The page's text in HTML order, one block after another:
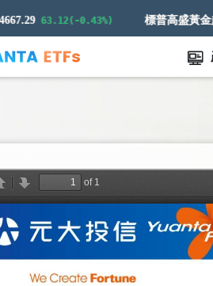
63.12(-0.43%) 標普高盛黃金超額